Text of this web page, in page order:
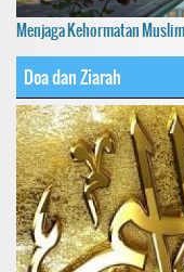
Menjaga Kehormatan
Doa dan Ziarah